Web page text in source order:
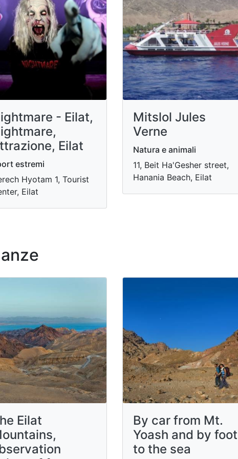
- Eilat,
Eilat
estremi
Hyotam 1, Tourist
Eilat
Mitslol Jules
Verne
Natura e animali
11, Beit Ha'Gesher street,
Hanania Beach, Eilat
Eilat
By car from Mt.
Yoash and by foot
to the sea